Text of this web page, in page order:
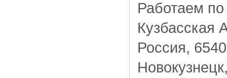
Работаем
Кузбасская
Россия,